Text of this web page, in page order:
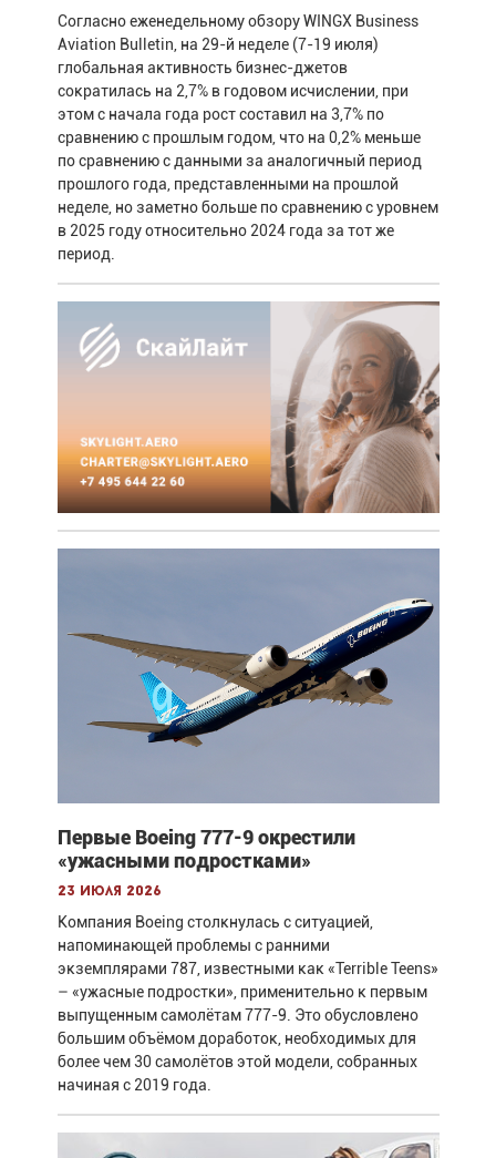
Согласно еженедельному обзору WINGX Business
Aviation Bulletin, на 29-й неделе (7-19 июля)
глобальная активность бизнес-джетов
сократилась на 2,7% в годовом исчислении, при
этом с начала года рост составил на 3,7% по
сравнению с прошлым годом, что на 0,2% меньше
по сравнению с данными за аналогичный период
прошлого года, представленными на прошлой
неделе, но заметно больше по сравнению с уровнем
в 2025 году относительно 2024 года за тот же
период.
Первые Boeing 777-9 окрестили
«ужасными подростками»
23 июля 2026
Компания Boeing столкнулась с ситуацией,
напоминающей проблемы с ранними
экземплярами 787, известными как «Terrible Teens»
– «ужасные подростки», применительно к первым
выпущенным самолётам 777-9. Это обусловлено
большим объёмом доработок, необходимых для
более чем 30 самолётов этой модели, собранных
начиная с 2019 года.